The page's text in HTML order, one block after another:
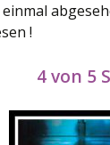
!
4 von 5